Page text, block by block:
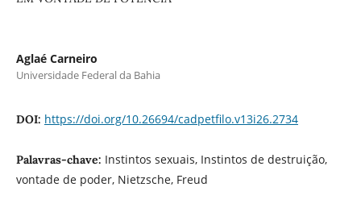
Aglaé Carneiro
Universidade Federal da Bahia
DOI: https://doi.org/10.26694/cadpetfilo.v13i26.2734
Palavras-chave: Instintos sexuais, Instintos de destruição,
vontade de poder, Nietzsche, Freud